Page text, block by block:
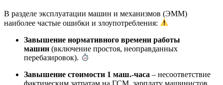
В разделе эксплуатации машин и механизмов (ЭММ)
наиболее частые ошибки и злоупотребления:
Завышение нормативного времени работы
машин (включение простоя, неоправданных
перебазировок).
Завышение стоимости 1 маш.-часа – несоответствие